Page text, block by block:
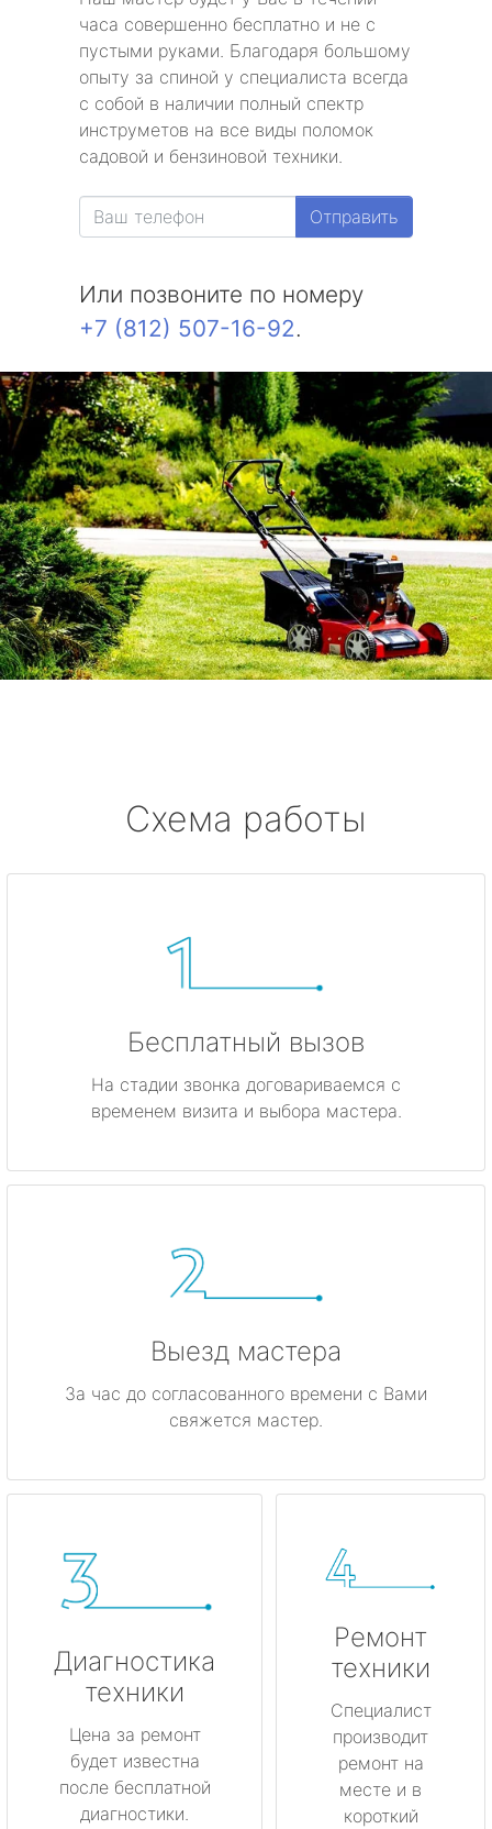
часа совершенно бесплатно и не с
пустыми руками. Благодаря большому
опыту за спиной у специалиста всегда
с собой в наличии полный спектр
инструметов на все виды поломок
садовой и бензиновой техники.
Отправить
Или позвоните по номеру
+7 (812) 507-16-92.
Схема работы
Бесплатный вызов
На стадии звонка договариваемся с
временем визита и выбора мастера.
Выезд мастера
За час до согласованного времени с Вами
свяжется мастер.
Диагностика
техники
Цена за ремонт
будет известна
после бесплатной
диагностики.
Ремонт
техники
Специалист
производит
ремонт на
месте и в
короткий